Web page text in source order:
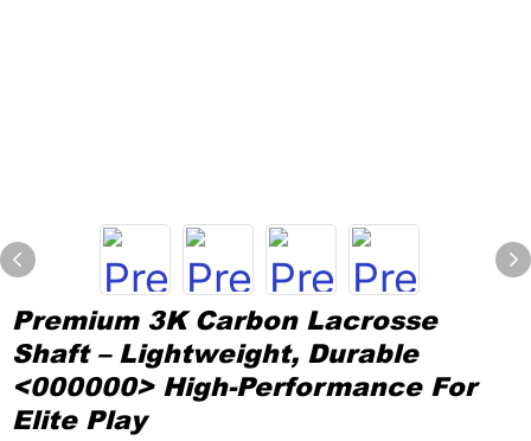
Premium 3K Carbon Lacrosse
Shaft – Lightweight, Durable
<000000> High-Performance For
Elite Play